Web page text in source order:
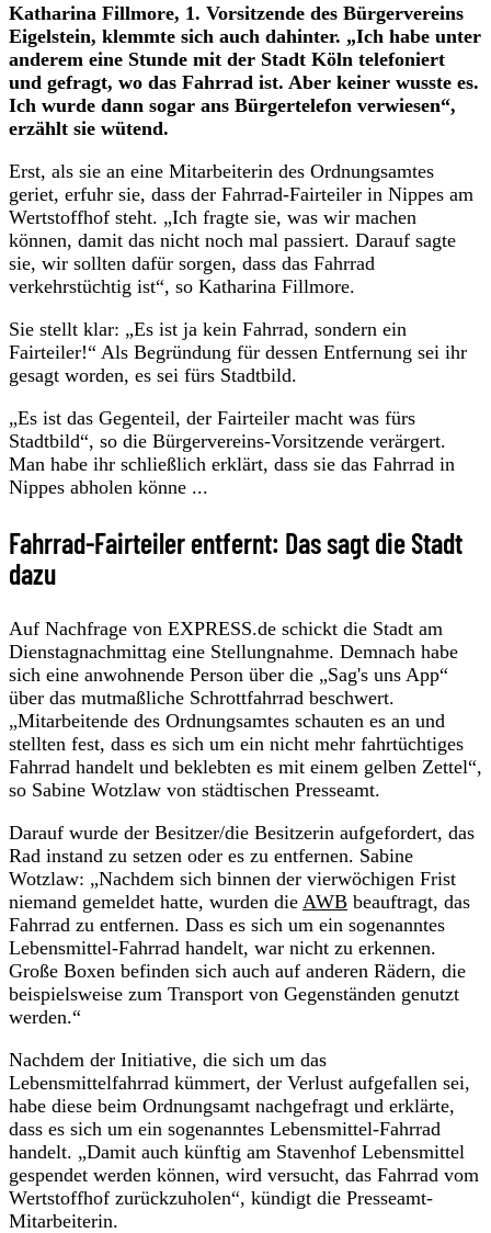
Katharina Fillmore, 1. Vorsitzende des Bürgervereins
Eigelstein, klemmte sich auch dahinter. „Ich habe unter
anderem eine Stunde mit der Stadt Köln telefoniert
und gefragt, wo das Fahrrad ist. Aber keiner wusste es.
Ich wurde dann sogar ans Bürgertelefon verwiesen“,
erzählt sie wütend.
Erst, als sie an eine Mitarbeiterin des Ordnungsamtes
geriet, erfuhr sie, dass der Fahrrad-Fairteiler in Nippes am
Wertstoffhof steht. „Ich fragte sie, was wir machen
können, damit das nicht noch mal passiert. Darauf sagte
sie, wir sollten dafür sorgen, dass das Fahrrad
verkehrstüchtig ist“, so Katharina Fillmore.
Sie stellt klar: „Es ist ja kein Fahrrad, sondern ein
Fairteiler!“ Als Begründung für dessen Entfernung sei ihr
gesagt worden, es sei fürs Stadtbild.
„Es ist das Gegenteil, der Fairteiler macht was fürs
Stadtbild“, so die Bürgervereins-Vorsitzende verärgert.
Man habe ihr schließlich erklärt, dass sie das Fahrrad in
Nippes abholen könne ...
Fahrrad-Fairteiler entfernt: Das sagt die Stadt
dazu
Auf Nachfrage von EXPRESS.de schickt die Stadt am
Dienstagnachmittag eine Stellungnahme. Demnach habe
sich eine anwohnende Person über die „Sag's uns App“
über das mutmaßliche Schrottfahrrad beschwert.
„Mitarbeitende des Ordnungsamtes schauten es an und
stellten fest, dass es sich um ein nicht mehr fahrtüchtiges
Fahrrad handelt und beklebten es mit einem gelben Zettel“,
so Sabine Wotzlaw von städtischen Presseamt.
Darauf wurde der Besitzer/die Besitzerin aufgefordert, das
Rad instand zu setzen oder es zu entfernen. Sabine
Wotzlaw: „Nachdem sich binnen der vierwöchigen Frist
niemand gemeldet hatte, wurden die AWB beauftragt, das
Fahrrad zu entfernen. Dass es sich um ein sogenanntes
Lebensmittel-Fahrrad handelt, war nicht zu erkennen.
Große Boxen befinden sich auch auf anderen Rädern, die
beispielsweise zum Transport von Gegenständen genutzt
werden.“
Nachdem der Initiative, die sich um das
Lebensmittelfahrrad kümmert, der Verlust aufgefallen sei,
habe diese beim Ordnungsamt nachgefragt und erklärte,
dass es sich um ein sogenanntes Lebensmittel-Fahrrad
handelt. „Damit auch künftig am Stavenhof Lebensmittel
gespendet werden können, wird versucht, das Fahrrad vom
Wertstoffhof zurückzuholen“, kündigt die Presseamt-
Mitarbeiterin.